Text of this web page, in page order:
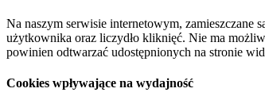
Na naszym serwisie internetowym, zamieszczane
użytkownika oraz liczydło kliknięć. Nie ma
powinien odtwarzać udostępnionych na stronie
Cookies wpływające na wydajność